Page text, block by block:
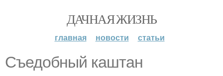
ДАЧНАЯ ЖИЗНЬ
главная новости статьи
Съедобный каштан